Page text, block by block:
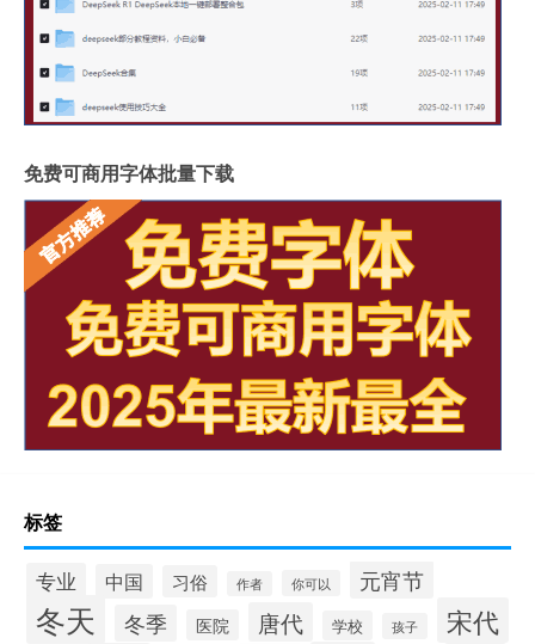
免费可商用字体批量下载
标签
专业 中国 习俗 作者 你可以 元宵节
冬天 冬季 医院 唐代 学校 孩子 宋代